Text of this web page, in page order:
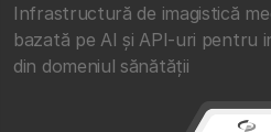
Infrastructură de imagistică
bazată pe AI și API-uri pentru
din domeniul sănătății